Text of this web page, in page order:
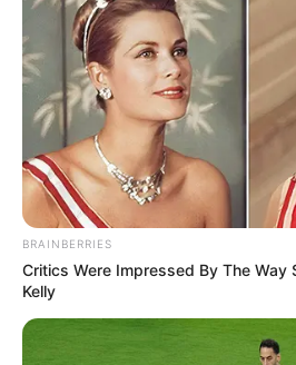
BRAINBERRIES
Critics Were Impressed By The Way
Kelly